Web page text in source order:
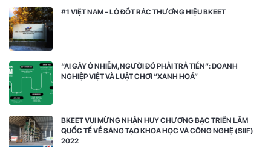
#1 VIỆT NAM – LÒ ĐỐT RÁC THƯƠNG HIỆU BKEET
“AI GÂY Ô NHIỄM, NGƯỜI ĐÓ PHẢI TRẢ TIỀN”: DOANH
NGHIỆP VIỆT VÀ LUẬT CHƠI “XANH HOÁ”
BKEET VUI MỪNG NHẬN HUY CHƯƠNG BẠC TRIỂN LÃM
QUỐC TẾ VỀ SÁNG TẠO KHOA HỌC VÀ CÔNG NGHỆ (SIIF)
2022